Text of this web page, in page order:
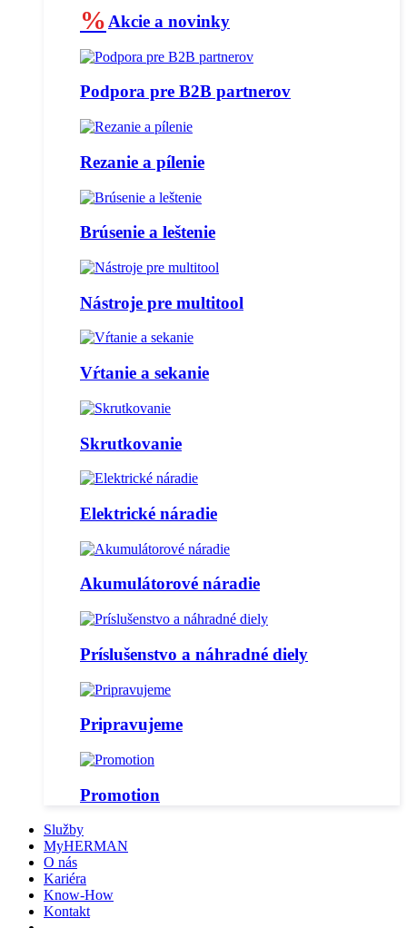
% Akcie a novinky
Podpora pre B2B partnerov
Rezanie a pílenie
Brúsenie a leštenie
Nástroje pre multitool
Vŕtanie a sekanie
Skrutkovanie
Elektrické náradie
Akumulátorové náradie
Príslušenstvo a náhradné diely
Pripravujeme
Promotion
Služby
MyHERMAN
O nás
Kariéra
Know-How
Kontakt